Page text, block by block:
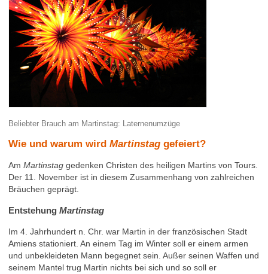
Beliebter Brauch am Martinstag: Laternenumzüge
Wie und warum wirdMartinstag gefeiert?
AmMartinstag gedenken Christen des heiligen Martins von Tours.
Der 11. November ist in diesem Zusammenhang von zahlreichen
Bräuchen geprägt.
EntstehungMartinstag
Im 4. Jahrhundert n. Chr. war Martin in der französischen Stadt
Amiens stationiert. An einem Tag im Winter soll er einem armen
und unbekleideten Mann begegnet sein. Außer seinen Waffen und
seinem Mantel trug Martin nichts bei sich und so soll er